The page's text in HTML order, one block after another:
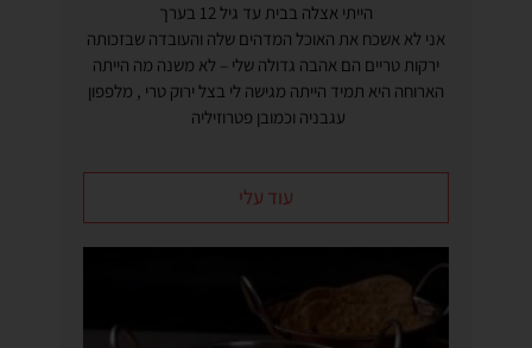
הייתי אצלה בבית עד גיל 12 בערך
אני לא אשכח את האוכל המדהים שלה והעובדה שבזכותה
ירקות טריים הם אהבה גדולה שלי – לא משנה מה הייתה
הארוחה היא תמיד הייתה מגישה לי בצל ירוק טרי , מלפפון
עגבניה וכמובן פטרוזיליה
עוד עלי